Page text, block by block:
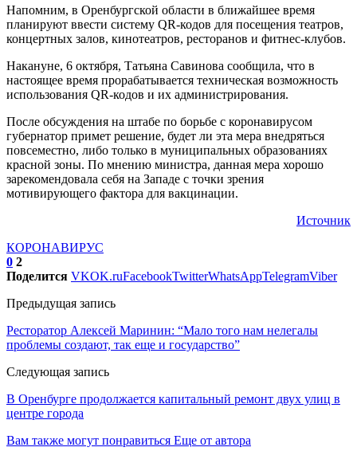
Напомним, в Оренбургской области в ближайшее время
планируют ввести систему QR-кодов для посещения театров,
концертных залов, кинотеатров, ресторанов и фитнес-клубов.
Накануне, 6 октября, Татьяна Савинова сообщила, что в
настоящее время прорабатывается техническая возможность
использования QR-кодов и их администрирования.
После обсуждения на штабе по борьбе с коронавирусом
губернатор примет решение, будет ли эта мера внедряться
повсеместно, либо только в муниципальных образованиях
красной зоны. По мнению министра, данная мера хорошо
зарекомендовала себя на Западе с точки зрения
мотивирующего фактора для вакцинации.
Источник
КОРОНАВИРУС
0 2
Поделится VKOK.ruFacebookTwitterWhatsAppTelegramViber
Предыдущая запись
Ресторатор Алексей Маринин: “Мало того нам нелегалы
проблемы создают, так еще и государство”
Следующая запись
В Оренбурге продолжается капитальный ремонт двух улиц в
центре города
Вам также могут понравиться Еще от автора